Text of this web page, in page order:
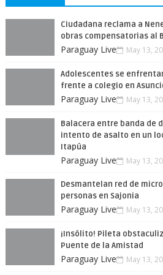
Ciudadana reclama a
obras compensatorias al
Paraguay Live May 13,
Adolescentes se
frente a colegio en
Paraguay Live May 13,
Balacera entre banda de
intento de asalto en un
Itapúa
Paraguay Live May 13,
Desmantelan red de
personas en Sajonia
Paraguay Live May 13,
¡Insólito! Pileta
Puente de la Amistad
Paraguay Live May 13,